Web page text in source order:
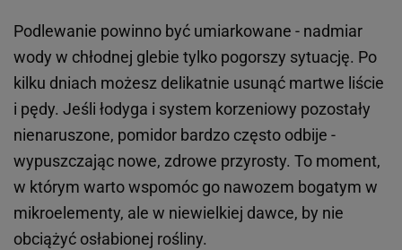
Podlewanie powinno być umiarkowane - nadmiar
wody w chłodnej glebie tylko pogorszy sytuację. Po
kilku dniach możesz delikatnie usunąć martwe liście
i pędy. Jeśli łodyga i system korzeniowy pozostały
nienaruszone, pomidor bardzo często odbije -
wypuszczając nowe, zdrowe przyrosty. To moment,
w którym warto wspomóc go nawozem bogatym w
mikroelementy, ale w niewielkiej dawce, by nie
obciążyć osłabionej rośliny.